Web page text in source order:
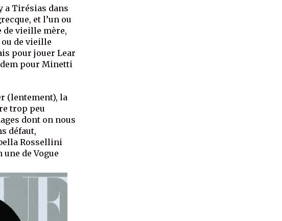
a Tirésias dans
et l’un ou
de vieille mère,
de vieille
pour jouer Lear
pour Minetti
(lentement), la
trop peu
dont on nous
défaut,
Rossellini
une de Vogue